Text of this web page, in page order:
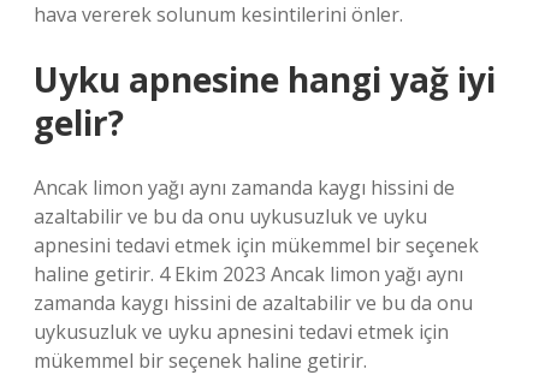
hava vererek solunum kesintilerini önler.
Uyku apnesine hangi yağ iyi
gelir?
Ancak limon yağı aynı zamanda kaygı hissini de
azaltabilir ve bu da onu uykusuzluk ve uyku
apnesini tedavi etmek için mükemmel bir seçenek
haline getirir. 4 Ekim 2023 Ancak limon yağı aynı
zamanda kaygı hissini de azaltabilir ve bu da onu
uykusuzluk ve uyku apnesini tedavi etmek için
mükemmel bir seçenek haline getirir.